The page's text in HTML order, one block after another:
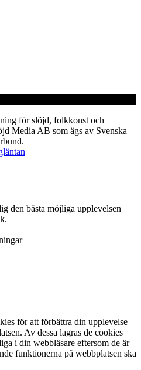
för slöjd, folkkonst och
Media AB som ägs av Svenska
den bästa möjliga upplevelsen
för att förbättra din upplevelse
Av dessa lagras de cookies
i din webbläsare eftersom de är
funktionerna på webbplatsen ska